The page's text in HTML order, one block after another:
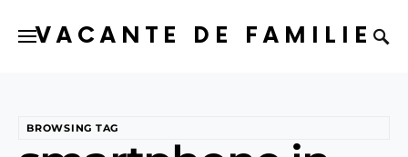
VACANTE DE FAMILIE
BROWSING TAG